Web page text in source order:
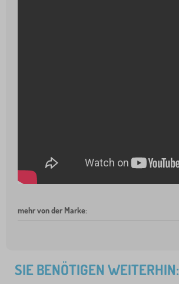
mehr von der Marke:
SIE BENÖTIGEN WEITERHIN: